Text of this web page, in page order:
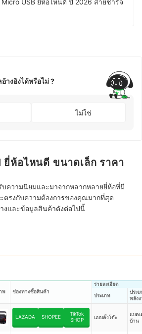
USB ยี่ห้อไหนดี ปี 2026 สายชาร์จ
างอิงได้หรือไม่ ?
ไม่ใช่
ยี่ห้อไหนดี ขนาดเล็ก ราคา
บความนิยมและมาจากหลากหลายยี่ห้อที่มี
รงกับความต้องการของคุณมากที่สุด
งและข้อมูลสินค้าดังต่อไปนี้
พ ช่องทางซื้อสินค้า
รายละเอียด
ประเภท
ประเ
พลัง
LAZADA SHOPEE
TikTok
SHOP
แบบตั้งโต๊ะ
แบต
บ้าน